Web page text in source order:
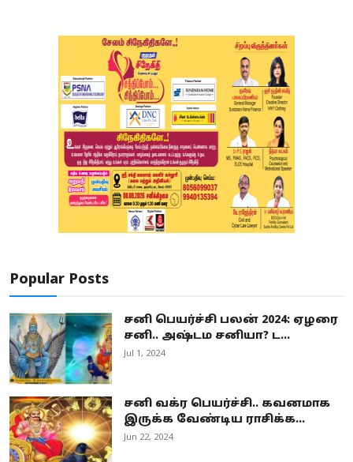
Popular Posts
சனி பெயர்ச்சி பலன் 2024: ஏழரை
சனி.. அஷ்டம சனியா? ட...
Jul 1, 2024
சனி வக்ர பெயர்ச்சி.. கவனமாக
இருக்க வேண்டிய ராசிக்க...
Jun 22, 2024